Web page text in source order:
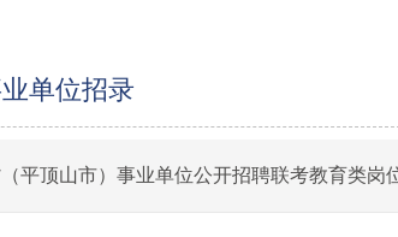
单位招录
平顶山市）事业单位公开招聘联考教育类岗